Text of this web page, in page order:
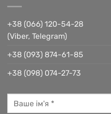
+38 (066) 120-54-28
(Viber, Telegram)
+38 (093) 874-61-85
+38 (098) 074-27-73